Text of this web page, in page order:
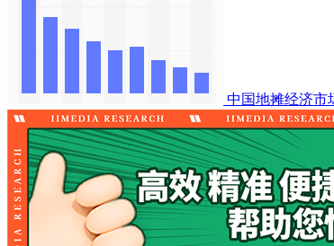
中国地摊经济市